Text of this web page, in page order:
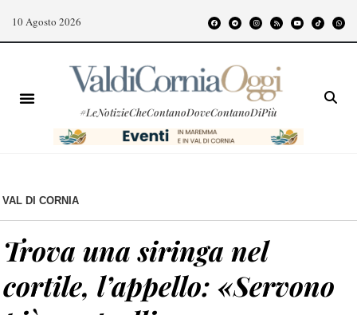
10 Agosto 2026
#LeNotizieCheContanoDoveContanoDiPiù
VAL DI CORNIA
Trova una siringa nel
cortile, l’appello: «Servono